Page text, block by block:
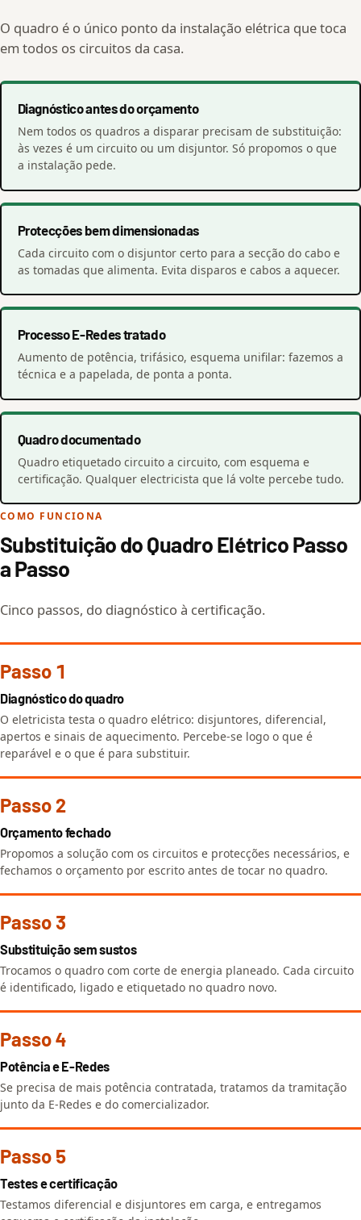
O quadro é o único ponto da instalação elétrica que toca
em todos os circuitos da casa.
Diagnóstico antes do orçamento
Nem todos os quadros a disparar precisam de substituição:
às vezes é um circuito ou um disjuntor. Só propomos o que
a instalação pede.
Protecções bem dimensionadas
Cada circuito com o disjuntor certo para a secção do cabo e
as tomadas que alimenta. Evita disparos e cabos a aquecer.
Processo E-Redes tratado
Aumento de potência, trifásico, esquema unifilar: fazemos a
técnica e a papelada, de ponta a ponta.
Quadro documentado
Quadro etiquetado circuito a circuito, com esquema e
certificação. Qualquer electricista que lá volte percebe tudo.
COMO FUNCIONA
Substituição do Quadro Elétrico Passo
a Passo
Cinco passos, do diagnóstico à certificação.
Passo 1
Diagnóstico do quadro
O eletricista testa o quadro elétrico: disjuntores, diferencial,
apertos e sinais de aquecimento. Percebe-se logo o que é
reparável e o que é para substituir.
Passo 2
Orçamento fechado
Propomos a solução com os circuitos e protecções necessários, e
fechamos o orçamento por escrito antes de tocar no quadro.
Passo 3
Substituição sem sustos
Trocamos o quadro com corte de energia planeado. Cada circuito
é identificado, ligado e etiquetado no quadro novo.
Passo 4
Potência e E-Redes
Se precisa de mais potência contratada, tratamos da tramitação
junto da E-Redes e do comercializador.
Passo 5
Testes e certificação
Testamos diferencial e disjuntores em carga, e entregamos